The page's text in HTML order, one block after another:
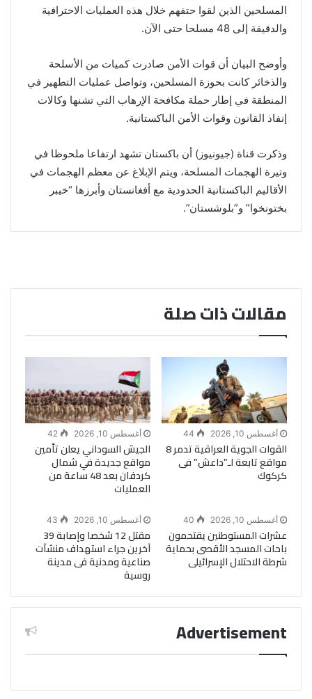
المسلحين الذين لقوا حتفهم خلال هذه العمليات الاحترافية
والدقيقة إلى 48 مسلحا حتى الآن.
وأوضح البيان أن قوات الأمن صادرت كميات من الأسلحة
والذخائر كانت بحوزة المسلحين، وتواصل عمليات التطهير في
المنطقة في إطار حملة مكافحة الإرهاب التي تشنها وكالات
إنفاذ القانون وقوات الأمن الباكستانية.
وذكرت قناة (جيونيوز) أن باكستان تشهد ارتفاعا ملحوظا في
وتيرة الهجمات المسلحة، ويتم الإبلاغ عن معظم الهجمات في
الأقاليم الباكستانية الحدودية مع أفغانستان وأبرزها “خيبر
بختونخوا” و”بلوشستان”.
مقالات ذات صلة
أغسطس 10, 2026 44
القوات الجوية العراقية تدمر 8
مواقع تابعة لـ”داعش” فى
كركوك
أغسطس 10, 2026 42
الجيش السوداني يعلن تأمين
مواقع جديدة في شمال
كردفان بعد 48 ساعة من
العمليات
أغسطس 10, 2026 40
عشرات المستوطنين يقتحمون
باحات المسجد الأقصى بحماية
شرطة الاحتلال الإسرائيلى
أغسطس 10, 2026 43
مقتل 12 شخصا وإصابة 39
آخرين جراء استهداف منشآت
صناعية ومدنية فى مدينة
روسية
Advertisement